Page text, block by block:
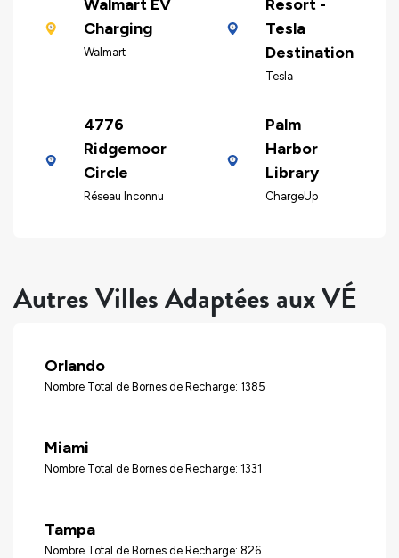
Walmart EV
Charging
Walmart
Resort -
Tesla
Destination
Tesla
4776
Ridgemoor
Circle
Réseau Inconnu
Palm
Harbor
Library
ChargeUp
Autres Villes Adaptées aux VÉ
Orlando
Nombre Total de Bornes de Recharge: 1385
Miami
Nombre Total de Bornes de Recharge: 1331
Tampa
Nombre Total de Bornes de Recharge: 826